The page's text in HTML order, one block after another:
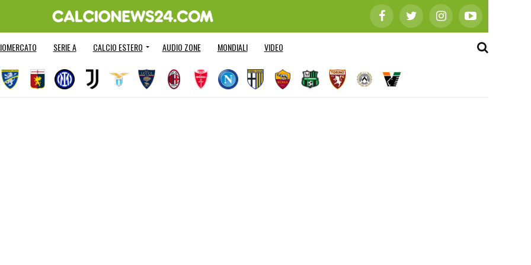
SERIE A CALCIO ESTERO AUDIO ZONE MONDIALI VIDEO